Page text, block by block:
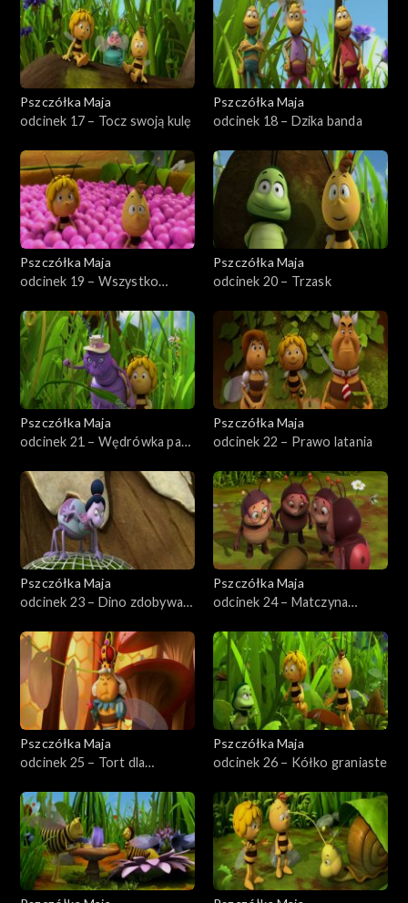
Pszczółka Maja
odcinek 17 – Tocz swoją kulę
Pszczółka Maja
odcinek 18 – Dzika banda
Pszczółka Maja
odcinek 19 – Wszystko
Pszczółka Maja
odcinek 20 – Trzask
Pszczółka Maja
odcinek 21 – Wędrówka pani
Pszczółka Maja
odcinek 22 – Prawo latania
Pszczółka Maja
odcinek 23 – Dino zdobywa
Pszczółka Maja
odcinek 24 – Matczyna
Pszczółka Maja
odcinek 25 – Tort dla
Pszczółka Maja
odcinek 26 – Kółko graniaste